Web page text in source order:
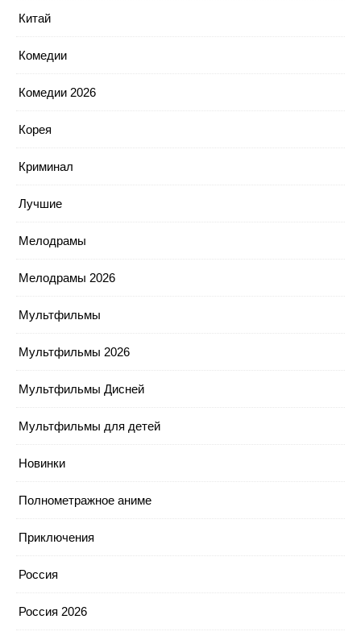
Китай
Комедии
Комедии 2026
Корея
Криминал
Лучшие
Мелодрамы
Мелодрамы 2026
Мультфильмы
Мультфильмы 2026
Мультфильмы Дисней
Мультфильмы для детей
Новинки
Полнометражное аниме
Приключения
Россия
Россия 2026